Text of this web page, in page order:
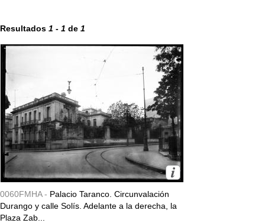
Resultados 1 - 1 de 1
0060FMHA - Palacio Taranco. Circunvalación
Durango y calle Solís. Adelante a la derecha, la
Plaza Zab...